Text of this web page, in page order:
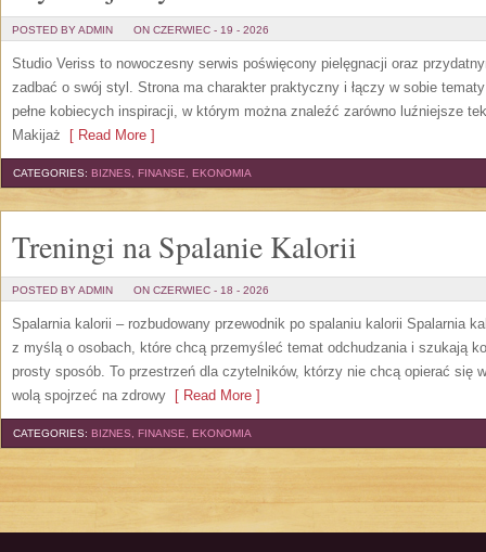
POSTED BY ADMIN ON CZERWIEC - 19 - 2026
Studio Veriss to nowoczesny serwis poświęcony pielęgnacji oraz
zadbać o swój styl. Strona ma charakter praktyczny i łączy w sobie
pełne kobiecych inspiracji, w którym można znaleźć zarówno luźniejsze
Makijaż [ Read More ]
CATEGORIES: BIZNES, FINANSE, EKONOMIA
Treningi na Spalanie Kalorii
POSTED BY ADMIN ON CZERWIEC - 18 - 2026
Spalarnia kalorii – rozbudowany przewodnik po spalaniu kalorii Spalarnia
z myślą o osobach, które chcą przemyśleć temat odchudzania i szukają
prosty sposób. To przestrzeń dla czytelników, którzy nie chcą opierać się
wolą spojrzeć na zdrowy [ Read More ]
CATEGORIES: BIZNES, FINANSE, EKONOMIA